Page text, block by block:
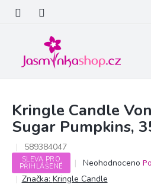
obsah
Kringle Candle
Sugar Pumpkins,
589384047
SLEVA PRO
PŘIHLÁŠENÉ
Průměrné
hodnocení
produktu
Neohodnoceno
Značka: Kringle Candle